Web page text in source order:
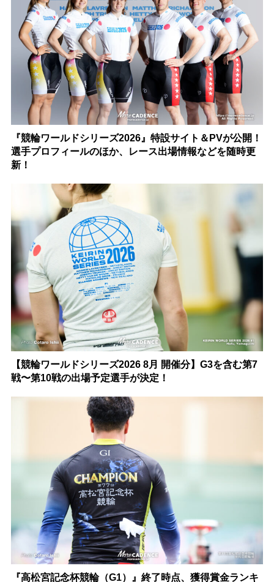
『競輪ワールドシリーズ2026』特設サイト＆PVが公開！
選手プロフィールのほか、レース出場情報などを随時更
新！
【競輪ワールドシリーズ2026 8月 開催分】G3を含む第7
戦〜第10戦の出場予定選手が決定！
『高松宮記念杯競輪（G1）』終了時点、獲得賞金ランキ